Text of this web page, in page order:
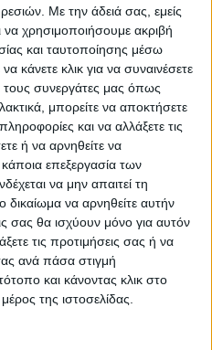
Με την άδειά σας, εμείς
να χρησιμοποιήσουμε ακριβή
και ταυτοποίησης μέσω
κλικ για να συναινέσετε
τους συνεργάτες μας όπως
μπορείτε να αποκτήσετε
και να αλλάξετε τις
ή να αρνηθείτε να
επεξεργασία των
να μην απαιτεί τη
να αρνηθείτε αυτήν
σας θα ισχύουν μόνο για αυτόν
τις προτιμήσεις σας ή να
ανά πάσα στιγμή
και κάνοντας κλικ στο
της ιστοσελίδας.